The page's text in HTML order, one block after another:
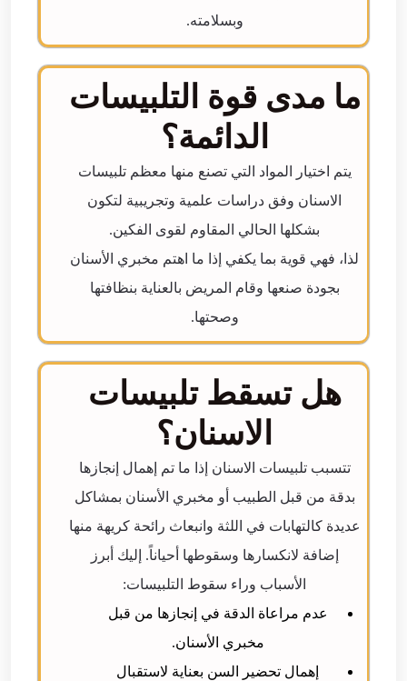
وبسلامته.
ما مدى قوة التلبيسات
الدائمة؟
يتم اختيار المواد التي تصنع منها معظم تلبيسات
الاسنان وفق دراسات علمية وتجريبية لتكون
بشكلها الحالي المقاوم لقوى الفكين.
لذا، فهي قوية بما يكفي إذا ما اهتم مخبري الأسنان
بجودة صنعها وقام المريض بالعناية بنظافتها
وصحتها.
هل تسقط تلبيسات
الاسنان؟
تتسبب تلبيسات الاسنان إذا ما تم إهمال إنجازها
بدقة من قبل الطبيب أو مخبري الأسنان بمشاكل
عديدة كالتهابات في اللثة وانبعاث رائحة كريهة منها
إضافة لانكسارها وسقوطها أحياناً. إليك أبرز
الأسباب وراء سقوط التلبيسات:
عدم مراعاة الدقة في إنجازها من قبل
مخبري الأسنان.
إهمال تحضير السن بعناية لاستقبال